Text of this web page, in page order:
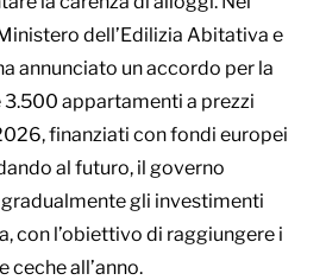
dell’Edilizia Abitativa e
annunciato un accordo per la
appartamenti a prezzi
finanziati con fondi europei
al futuro, il governo
gli investimenti
con l’obiettivo di raggiungere i
ceche all’anno.